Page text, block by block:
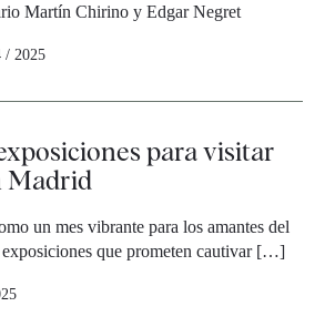
Martín Chirino y Edgar Negret
/ 2025
para visitar
Madrid
un mes vibrante para los amantes del
exposiciones que prometen cautivar […]